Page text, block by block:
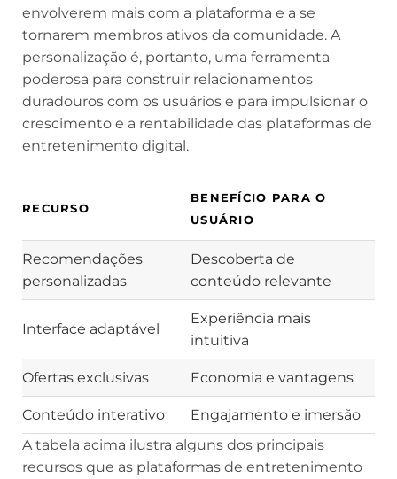
envolverem mais com a plataforma e a se
tornarem membros ativos da comunidade. A
personalização é, portanto, uma ferramenta
poderosa para construir relacionamentos
duradouros com os usuários e para impulsionar o
crescimento e a rentabilidade das plataformas de
entretenimento digital.
RECURSO
BENEFÍCIO PARA O
USUÁRIO
Recomendações
personalizadas
Descoberta de
conteúdo relevante
Interface adaptável
Experiência mais
intuitiva
Ofertas exclusivas Economia e vantagens
Conteúdo interativo
Engajamento e imersão
A tabela acima ilustra alguns dos principais
recursos que as plataformas de entretenimento